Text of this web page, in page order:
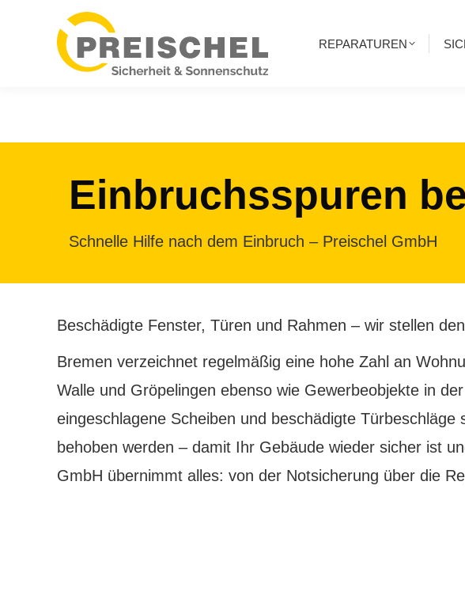
REPARATUREN
Einbruchsspuren
Schnelle Hilfe nach dem Einbruch – Preischel GmbH
Beschädigte Fenster, Türen und Rahmen – wir stellen
Bremen verzeichnet regelmäßig eine hohe Zahl an
Walle und Gröpelingen ebenso wie Gewerbeobjekte in
eingeschlagene Scheiben und beschädigte
behoben werden – damit Ihr Gebäude wieder sicher ist
GmbH übernimmt alles: von der Notsicherung über die